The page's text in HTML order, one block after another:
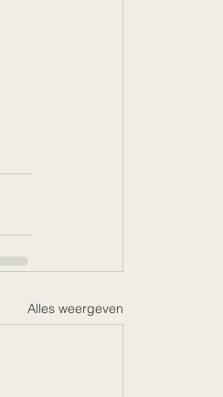
Alles weergeven